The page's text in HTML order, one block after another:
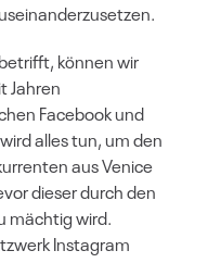
können wir
Jahren
Facebook und
alles tun, um den
aus Venice
dieser durch den
mächtig wird.
Instagram